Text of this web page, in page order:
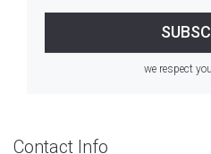
we respect
Contact Info